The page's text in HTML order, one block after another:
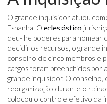
O grande inquisidor atuou
Espanha. O eclesiástico
deu-lhe poderes para nomear
decidir os recursos, o grande
conselho de cinco membros e
cargos foram preenchidos por
grande inquisidor. O conselho,
reorganização durante o
colocou o controle efetivo da